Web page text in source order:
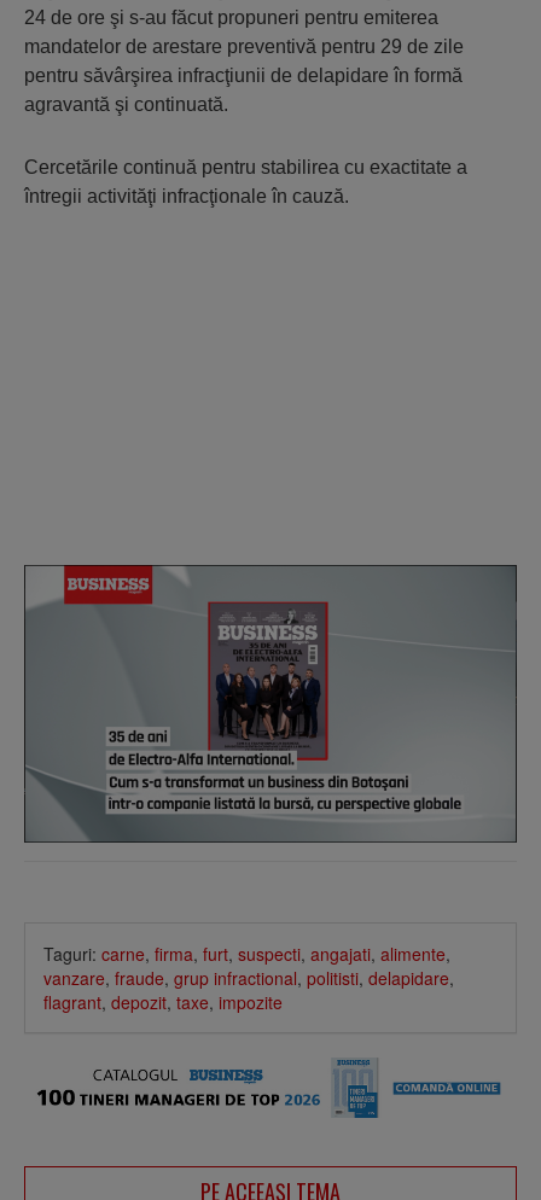
24 de ore şi s-au făcut propuneri pentru emiterea
mandatelor de arestare preventivă pentru 29 de zile
pentru săvârşirea infracţiunii de delapidare în formă
agravantă şi continuată.
Cercetările continuă pentru stabilirea cu exactitate a
întregii activităţi infracţionale în cauză.
Taguri: carne, firma, furt, suspecti, angajati, alimente,
vanzare, fraude, grup infractional, politisti, delapidare,
flagrant, depozit, taxe, impozite
PE ACEEAŞI TEMA